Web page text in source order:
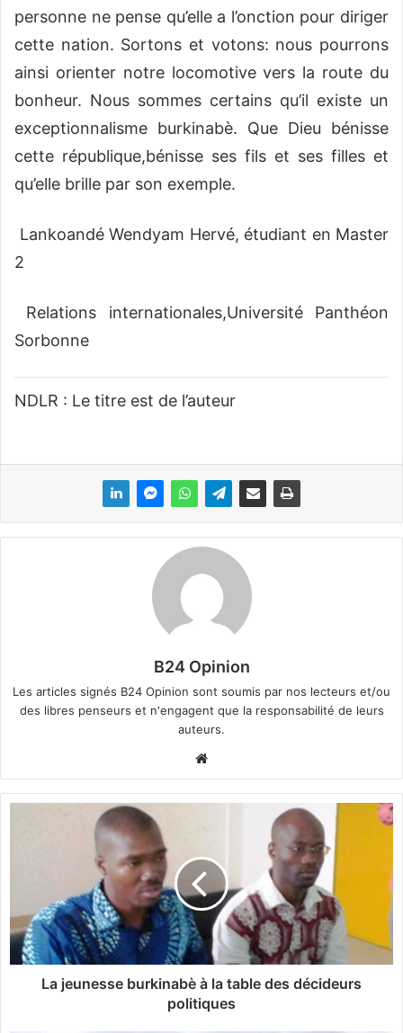
personne ne pense qu’elle a l’onction pour diriger
cette nation. Sortons et votons: nous pourrons
ainsi orienter notre locomotive vers la route du
bonheur. Nous sommes certains qu’il existe un
exceptionnalisme burkinabè. Que Dieu bénisse
cette république,bénisse ses fils et ses filles et
qu’elle brille par son exemple.
Lankoandé Wendyam Hervé, étudiant en Master
2
Relations internationales,Université Panthéon
Sorbonne
NDLR : Le titre est de l’auteur
B24 Opinion
Les articles signés B24 Opinion sont soumis par nos lecteurs et/ou
des libres penseurs et n'engagent que la responsabilité de leurs
auteurs.
bsi
te
e
s
s
La jeunesse burkinabè à la table des décideurs
politiques